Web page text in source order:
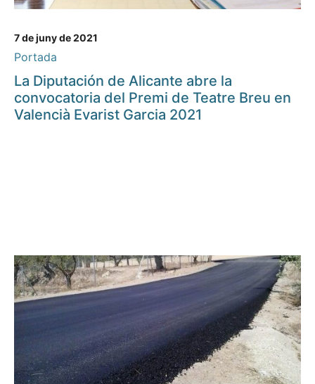
7 de juny de 2021
Portada
La Diputación de Alicante abre la
convocatoria del Premi de Teatre Breu en
Valencià Evarist Garcia 2021